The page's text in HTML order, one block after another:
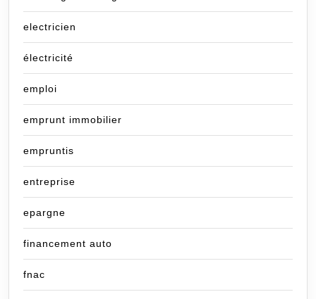
electricien
électricité
emploi
emprunt immobilier
empruntis
entreprise
epargne
financement auto
fnac